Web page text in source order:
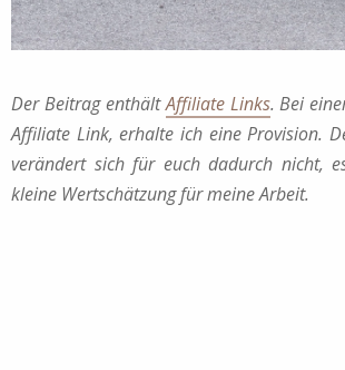
Der Beitrag enthältAffiliate Links. Bei
Affiliate Link, erhalte ich eine Provision.
verändert sich für euch dadurch nicht,
kleine Wertschätzung für meine Arbeit.